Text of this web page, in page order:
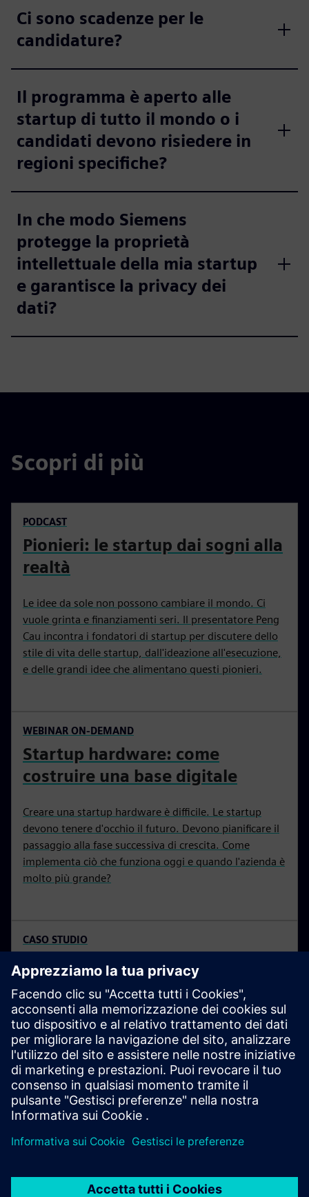
Ci sono scadenze per le
candidature?
Il programma è aperto alle
startup di tutto il mondo o i
candidati devono risiedere in
regioni specifiche?
In che modo Siemens
protegge la proprietà
intellettuale della mia startup
e garantisce la privacy dei
dati?
Scopri di più
PODCAST
Pionieri: le startup dai sogni alla
realtà
Le idee da sole non possono cambiare il mondo. Ci
vuole grinta e finanziamenti seri. Il presentatore Peng
Cau incontra i fondatori di startup per discutere dello
stile di vita delle startup, dall'ideazione all'esecuzione,
e delle grandi idee che alimentano questi pionieri.
WEBINAR ON-DEMAND
Startup hardware: come
costruire una base digitale
Creare una startup hardware è difficile. Le startup
devono tenere d'occhio il futuro. Devono pianificare il
passaggio alla fase successiva di crescita. Come
implementa ciò che funziona oggi e quando l'azienda è
molto più grande?
CASO STUDIO
La startup aerospaziale Natilus
Natilus è una startup con sede in California che lavora
alla creazione di velivoli droni controllati a distanza.
Siemens ha aiutato la startup a sviluppare aeroplani in
grado di ridurre il costo del trasporto aereo di merci
dal 50 al 60 percento.